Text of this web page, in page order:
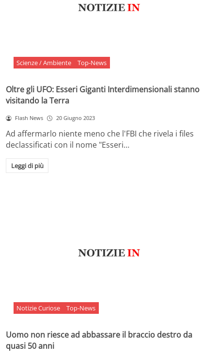
Scienze / Ambiente Top-News
Oltre gli UFO: Esseri Giganti Interdimensionali stanno
visitando la Terra
Flash News 20 Giugno 2023
Ad affermarlo niente meno che l'FBI che rivela i files
declassificati con il nome "Esseri…
Leggi di più
Notizie Curiose Top-News
Uomo non riesce ad abbassare il braccio destro da
quasi 50 anni